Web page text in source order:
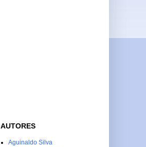
AUTORES
Aguinaldo Silva